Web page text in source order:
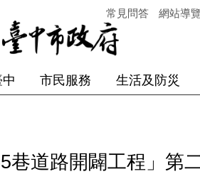
常見問答 網站導
市民服務 生活及防災
巷道路開闢工程」第